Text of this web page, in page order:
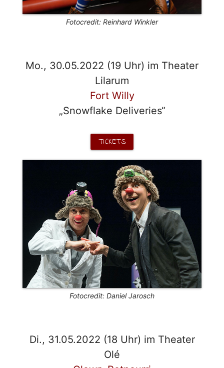
Fotocredit: Reinhard Winkler
Mo., 30.05.2022 (19 Uhr) im Theater
Lilarum
Fort Willy
„Snowflake Deliveries“
TICKETS
Fotocredit: Daniel Jarosch
Di., 31.05.2022 (18 Uhr) im Theater
Olé